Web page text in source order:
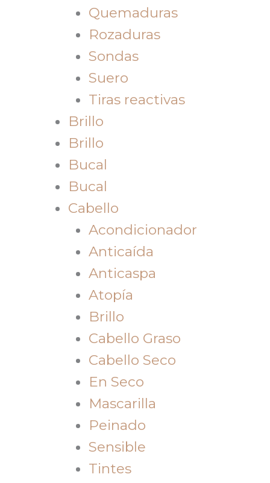
Quemaduras
Rozaduras
Sondas
Suero
Tiras reactivas
Brillo
Brillo
Bucal
Bucal
Cabello
Acondicionador
Anticaída
Anticaspa
Atopía
Brillo
Cabello Graso
Cabello Seco
En Seco
Mascarilla
Peinado
Sensible
Tintes